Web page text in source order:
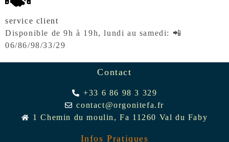
service client
Disponible de 9h à 19h, lundi au samedi: 📲
06/86/98/33/29
Contact
+33 6 86 98 3 329
contact@orgonitefa.fr
1 Chemin du moulin, Fa 11260 Val du Faby
Infos Pratiques